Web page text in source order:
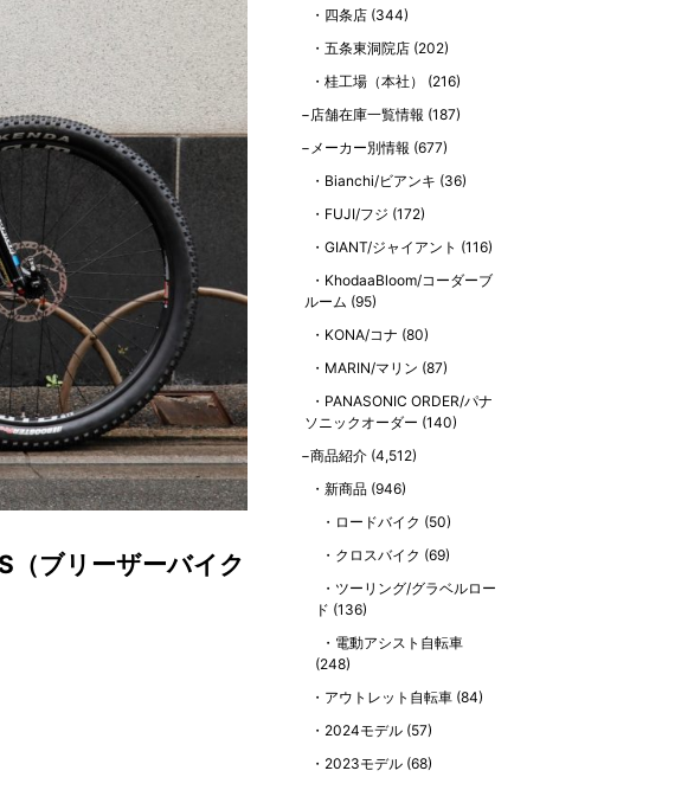
（ブリーザーバイク
四条店 (344)
五条東洞院店 (202)
桂工場（本社）
(216)
店舗在庫一覧情報 (187)
メーカー別情報 (677)
Bianchi/ビアンキ (36)
FUJI/フジ (172)
GIANT/ジャイアント (116)
KhodaaBloom/コーダーブ
ルーム (95)
KONA/コナ (80)
MARIN/マリン (87)
PANASONIC ORDER/パナ
ソニックオーダー (140)
商品紹介 (4,512)
新商品 (946)
ロードバイク (50)
クロスバイク (69)
ツーリング/グラベルロー
ド (136)
電動アシスト自転車
(248)
アウトレット自転車 (84)
2024モデル (57)
2023モデル (68)